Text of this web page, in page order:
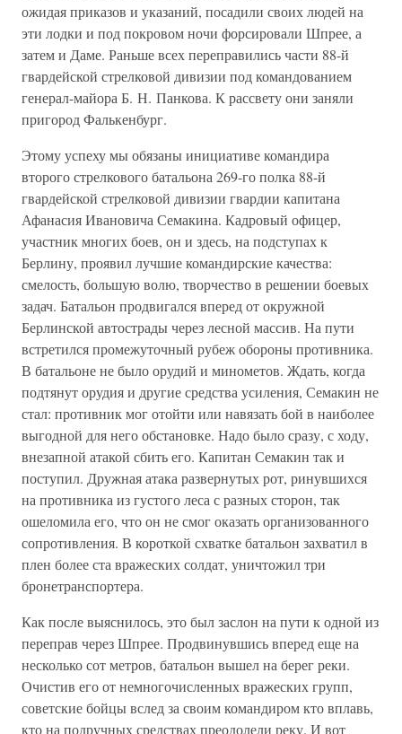
ожидая приказов и указаний, посадили своих людей на
эти лодки и под покровом ночи форсировали Шпрее, а
затем и Даме. Раньше всех переправились части 88-й
гвардейской стрелковой дивизии под командованием
генерал-майора Б. Н. Панкова. К рассвету они заняли
пригород Фалькенбург.
Этому успеху мы обязаны инициативе командира
второго стрелкового батальона 269-го полка 88-й
гвардейской стрелковой дивизии гвардии капитана
Афанасия Ивановича Семакина. Кадровый офицер,
участник многих боев, он и здесь, на подступах к
Берлину, проявил лучшие командирские качества:
смелость, большую волю, творчество в решении боевых
задач. Батальон продвигался вперед от окружной
Берлинской автострады через лесной массив. На пути
встретился промежуточный рубеж обороны противника.
В батальоне не было орудий и минометов. Ждать, когда
подтянут орудия и другие средства усиления, Семакин не
стал: противник мог отойти или навязать бой в наиболее
выгодной для него обстановке. Надо было сразу, с ходу,
внезапной атакой сбить его. Капитан Семакин так и
поступил. Дружная атака развернутых рот, ринувшихся
на противника из густого леса с разных сторон, так
ошеломила его, что он не смог оказать организованного
сопротивления. В короткой схватке батальон захватил в
плен более ста вражеских солдат, уничтожил три
бронетранспортера.
Как после выяснилось, это был заслон на пути к одной из
переправ через Шпрее. Продвинувшись вперед еще на
несколько сот метров, батальон вышел на берег реки.
Очистив его от немногочисленных вражеских групп,
советские бойцы вслед за своим командиром кто вплавь,
кто на подручных средствах преодолели реку. И вот